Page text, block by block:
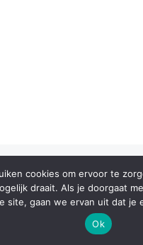
2019 Versvrdepers ©
cookies om ervoor te
draait. Als je doorgaat
site, gaan we ervan uit dat je
Ok